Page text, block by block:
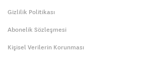
Gizlilik Politikası
Abonelik Sözleşmesi
Kişisel Verilerin Korunması